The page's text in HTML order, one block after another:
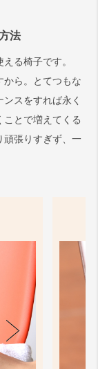
法
る椅子です。
から。とてつもな
スをすれば永く
とで増えてくる
頑張りすぎず、一